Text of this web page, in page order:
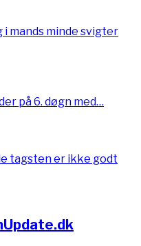
i mands minde svigter
på 6. døgn med…
tagsten er ikke godt